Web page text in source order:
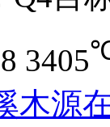
3405